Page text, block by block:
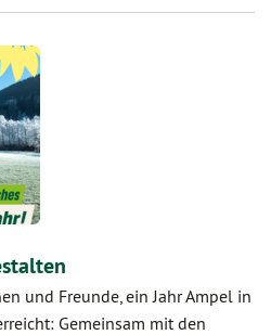
und Freunde, ein Jahr Ampel in
Gemeinsam mit den